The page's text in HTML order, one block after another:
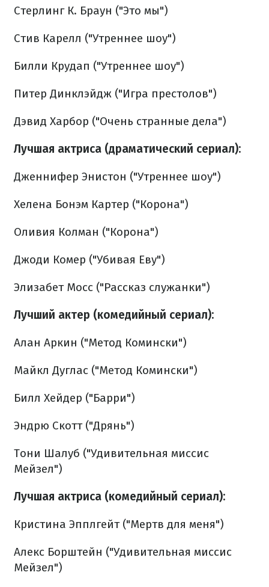
Стерлинг К. Браун ("Это мы")
Стив Карелл ("Утреннее шоу")
Билли Крудап ("Утреннее шоу")
Питер Динклэйдж ("Игра престолов")
Дэвид Харбор ("Очень странные дела")
Лучшая актриса (драматический сериал):
Дженнифер Энистон ("Утреннее шоу")
Хелена Бонэм Картер ("Корона")
Оливия Колман ("Корона")
Джоди Комер ("Убивая Еву")
Элизабет Мосс ("Рассказ служанки")
Лучший актер (комедийный сериал):
Алан Аркин ("Метод Комински")
Майкл Дуглас ("Метод Комински")
Билл Хейдер ("Барри")
Эндрю Скотт ("Дрянь")
Тони Шалуб ("Удивительная миссис
Мейзел")
Лучшая актриса (комедийный сериал):
Кристина Эпплгейт ("Мертв для меня")
Алекс Борштейн ("Удивительная миссис
Мейзел")